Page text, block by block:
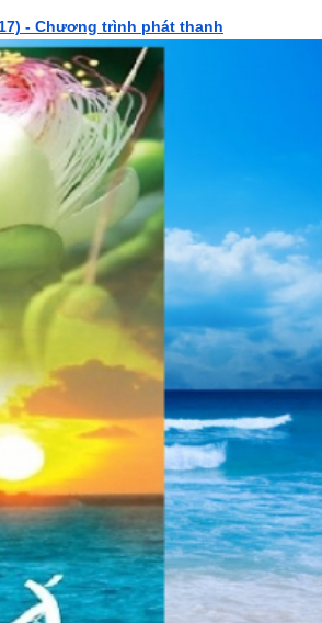
- Chương trình phát thanh